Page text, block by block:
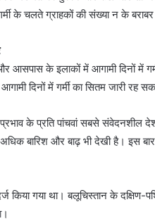
के चलते ग्राहकों की संख्या न के बराबर
और आसपास के इलाकों में आगामी दिनों
दिनों में गर्मी का सितम जारी रह
प्रभाव के प्रति पांचवां सबसे
बारिश और बाढ़ भी देखी है। इस
गया था। बलूचिस्तान के दक्षिण-